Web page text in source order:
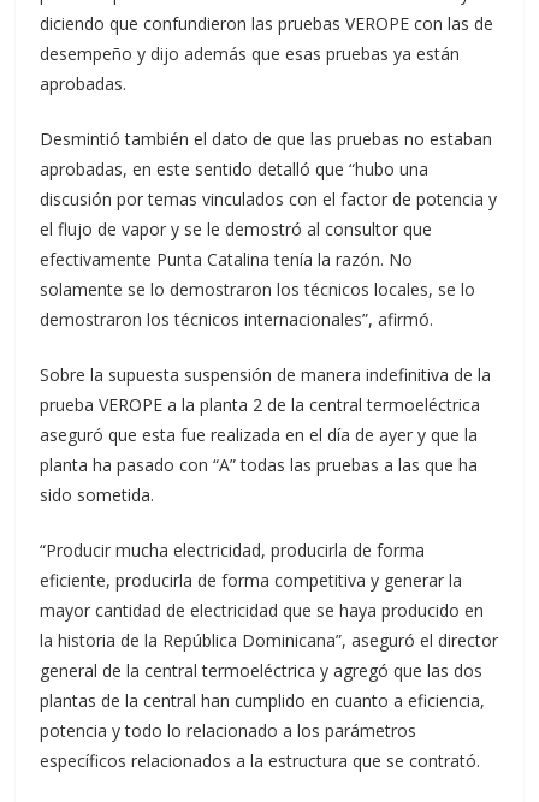
diciendo que confundieron las pruebas VEROPE con las de
desempeño y dijo además que esas pruebas ya están
aprobadas.
Desmintió también el dato de que las pruebas no estaban
aprobadas, en este sentido detalló que “hubo una
discusión por temas vinculados con el factor de potencia y
el flujo de vapor y se le demostró al consultor que
efectivamente Punta Catalina tenía la razón. No
solamente se lo demostraron los técnicos locales, se lo
demostraron los técnicos internacionales”, afirmó.
Sobre la supuesta suspensión de manera indefinitiva de la
prueba VEROPE a la planta 2 de la central termoeléctrica
aseguró que esta fue realizada en el día de ayer y que la
planta ha pasado con “A” todas las pruebas a las que ha
sido sometida.
“Producir mucha electricidad, producirla de forma
eficiente, producirla de forma competitiva y generar la
mayor cantidad de electricidad que se haya producido en
la historia de la República Dominicana”, aseguró el director
general de la central termoeléctrica y agregó que las dos
plantas de la central han cumplido en cuanto a eficiencia,
potencia y todo lo relacionado a los parámetros
específicos relacionados a la estructura que se contrató.